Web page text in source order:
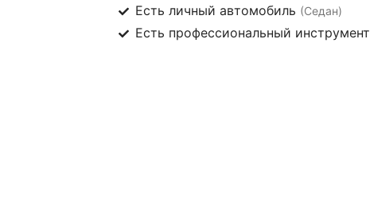
Есть личный автомобиль (Седан)
Есть профессиональный инструмент